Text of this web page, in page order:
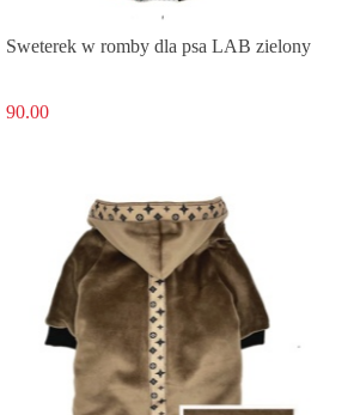
Sweterek w romby dla psa LAB zielony
90.00